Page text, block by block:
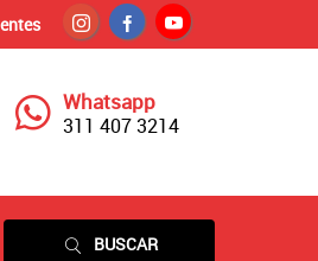
Whatsapp
311 407 3214
BUSCAR